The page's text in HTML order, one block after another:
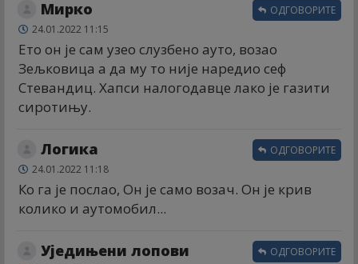
Мирко
24.01.2022 11:15
Ето он је сам узео слузбено ауто, возао
Зељковица а да му то није наредио сеф
Стевандиц. Хапси налогодавце лако је газити
сиротињу.
ОДГОВОРИТЕ
Логика
24.01.2022 11:18
Ко га је послао, Он је само возач. Он је крив
колико и аутомобил...
ОДГОВОРИТЕ
Уједињени лопови ОДГОВОРИТЕ